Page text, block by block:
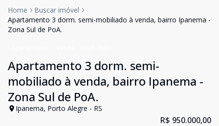
Home
Buscar imóvel
Apartamento 3 dorm. semi-mobiliado à venda, bairro Ipanema -
Zona Sul de PoA.
Apartamento 3 dorm. semi-
mobiliado à venda, bairro Ipanema -
Zona Sul de PoA.
Ipanema, Porto Alegre - RS
R$ 950.000,00